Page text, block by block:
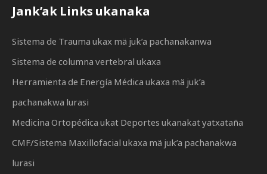
Jank’ak Links ukanaka
Sistema de Trauma ukax mä juk’a pachanakanwa
Sistema de columna vertebral ukaxa
Herramienta de Energía Médica ukaxa mä juk’a
pachanakwa lurasi
Medicina Ortopédica ukat Deportes ukanakat yatxataña
CMF/Sistema Maxillofacial ukaxa mä juk’a pachanakwa
lurasi